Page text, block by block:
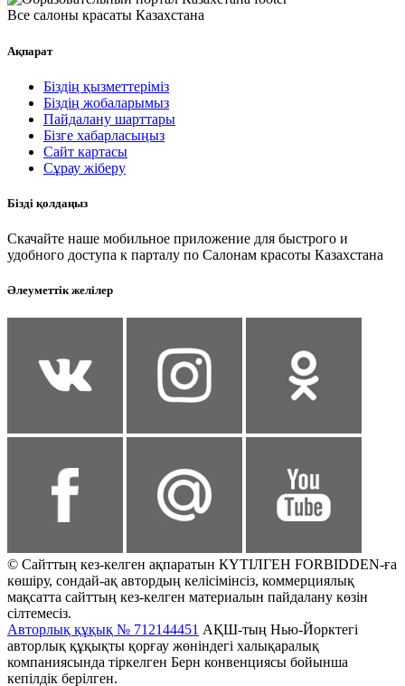
Все салоны красаты Казахстана
Ақпарат
Біздің қызметтеріміз
Біздің жобаларымыз
Пайдалану шарттары
Бізге хабарласыңыз
Сайт картасы
Сұрау жіберу
Бізді қолдаңыз
Скачайте наше мобильное приложение для быстрого и
удобного доступа к парталу по Салонам красоты Казахстана
Әлеуметтік желілер
© Сайттың кез-келген ақпаратын КҮТІЛГЕН FORBIDDEN-ға
көшіру, сондай-ақ автордың келісімінсіз, коммерциялық
мақсатта сайттың кез-келген материалын пайдалану көзін
сілтемесіз.
Авторлық құқық № 712144451 АҚШ-тың Нью-Йорктегі
авторлық құқықты қорғау жөніндегі халықаралық
компаниясында тіркелген Берн конвенциясы бойынша
кепілдік берілген.